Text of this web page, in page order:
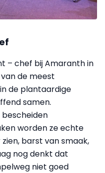
– chef bij Amaranth in
de meest
de plantaardige
samen.
bescheiden
worden ze echte
barst van smaak,
nog denkt dat
niet goed